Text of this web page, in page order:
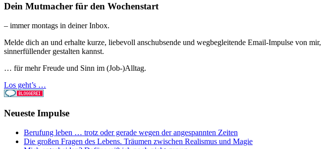
Dein Mutmacher für den Wochenstart
– immer montags in deiner Inbox.
Melde dich an und erhalte kurze, liebevoll anschubsende und wegbegleitende Email-Impulse von
sinnerfüllender gestalten kannst.
… für mehr Freude und Sinn im (Job-)Alltag.
Los geht’s …
Neueste Impulse
Berufung leben … trotz oder gerade wegen der angespannten Zeiten
Die großen Fragen des Lebens. Träumen zwischen Realismus und Magie